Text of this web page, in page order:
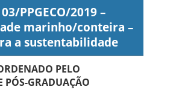
PPGECO/2019 –
marinho/conteira –
a sustentabilidade
PELO
PÓS-GRADUAÇÃO